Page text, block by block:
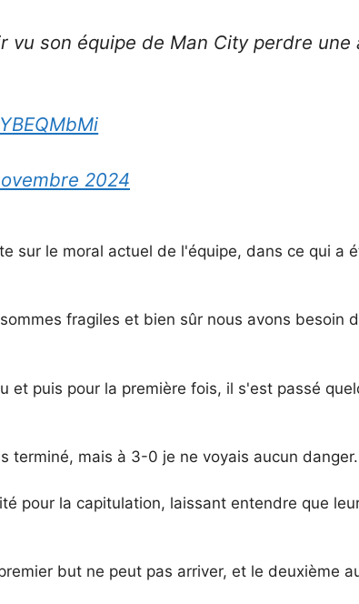
vu son équipe de Man City perdre
2024
sur le moral actuel de l'équipe, dans ce qui a
fragiles et bien sûr nous avons besoin
puis pour la première fois, il s'est passé
terminé, mais à 3-0 je ne voyais aucun
pour la capitulation, laissant entendre que
but ne peut pas arriver, et le deuxième